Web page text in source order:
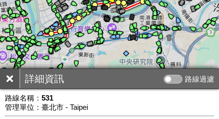
詳細資訊 路線過濾
路線名稱： 531
管理單位：臺北市 - Taipei